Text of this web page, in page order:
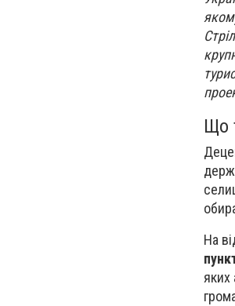
Що
На
яких